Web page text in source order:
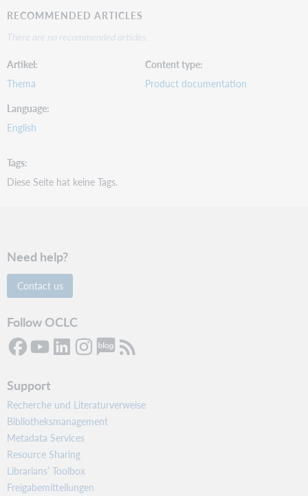
RECOMMENDED ARTICLES
There are no recommended articles.
Artikel
Thema
Content type
Product documentation
Language
English
Tags
Diese Seite hat keine Tags.
Need help?
Contact us
Follow OCLC
Support
Recherche und Literaturverweise
Bibliotheksmanagement
Metadata Services
Resource Sharing
Librarians’ Toolbox
Freigabemitteilungen